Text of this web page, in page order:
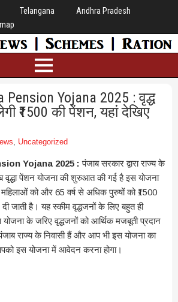
Telangana
Andhra Pradesh
Pension Yojana 2025 : वृद्ध
₹1500 की पेंशन, यहां देखिए
Uncategorized
Yojana 2025 : पंजाब सरकार द्वारा राज्य के
वृद्धा पेंशन योजना की शुरुआत की गई है इस योजना
को और 65 वर्ष से अधिक पुरुषों को ₹1500
जाती है। यह स्कीम वृद्धजनों के लिए बहुत ही
के जरिए वृद्धजनों को आर्थिक मजबूती प्रदान
राज्य के निवासी हैं और आप भी इस योजना का
इस योजना में आवेदन करना होगा।